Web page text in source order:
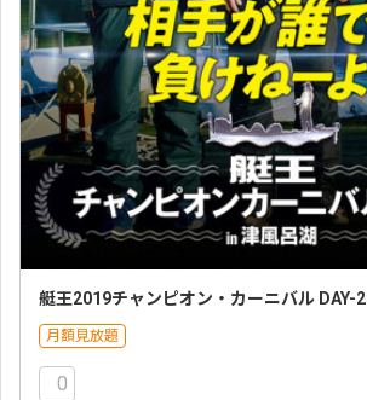
艇王2019チャンピオン・カーニバル DAY-2
月額見放題
0